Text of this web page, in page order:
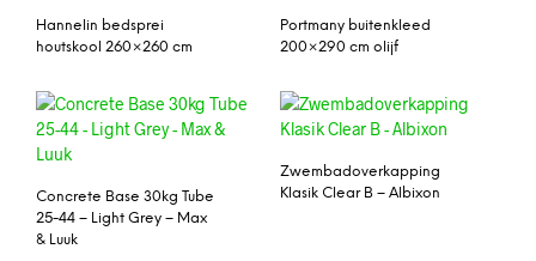
Hannelin bedsprei
houtskool 260×260 cm
Portmany buitenkleed
200×290 cm olijf
Concrete Base 30kg Tube
25-44 – Light Grey – Max
& Luuk
Zwembadoverkapping
Klasik Clear B – Albixon